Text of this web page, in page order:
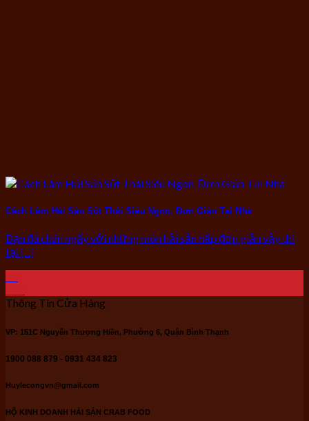
Cách Làm Hải Sản Sốt Thái Siêu Ngon, Đơn Giản Tại Nhà
Bạn đã chán ngấy với những món hải sản hấp đơn giản vậy thì
tại [...]
Thông Tin Cửa Hàng
VP: 151C Nguyễn Thượng Hiền, Phường 6, Quận Bình Thạnh
1900 088 879 - 0931 434 823
Huylecongvn@gmail.com
HỘ KINH DOANH HẢI SẢN CRAB FOOD